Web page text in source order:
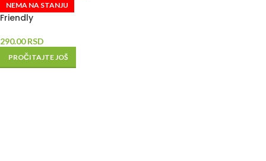
NEMA NA STANJU
Friendly
290.00RSD
PROČITAJTE JOŠ